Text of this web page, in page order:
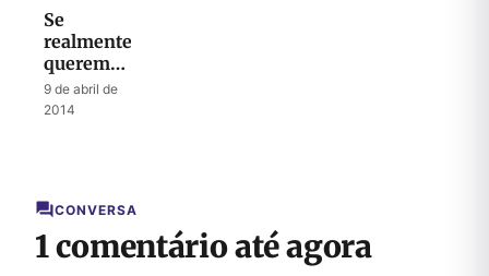
Se
realmente
queremos
o bem de
nossa
vontade
de Deus.
9 de abril de
2014
CONVERSA
1 comentário até agora